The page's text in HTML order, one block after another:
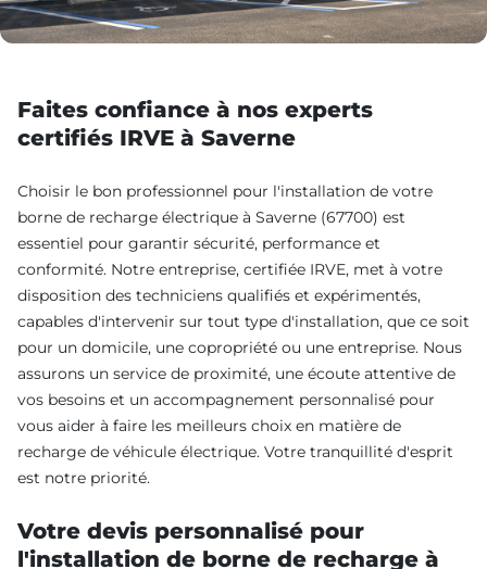
Faites confiance à nos experts
certifiés IRVE à Saverne
Choisir le bon professionnel pour l'installation de votre
borne de recharge électrique à Saverne (67700) est
essentiel pour garantir sécurité, performance et
conformité. Notre entreprise, certifiée IRVE, met à votre
disposition des techniciens qualifiés et expérimentés,
capables d'intervenir sur tout type d'installation, que ce soit
pour un domicile, une copropriété ou une entreprise. Nous
assurons un service de proximité, une écoute attentive de
vos besoins et un accompagnement personnalisé pour
vous aider à faire les meilleurs choix en matière de
recharge de véhicule électrique. Votre tranquillité d'esprit
est notre priorité.
Votre devis personnalisé pour
l'installation de borne de recharge à